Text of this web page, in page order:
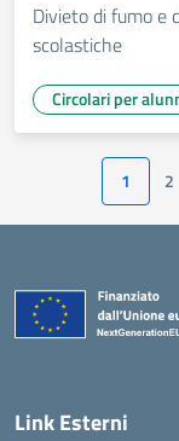
Divieto di fumo e
scolastiche
Circolari per
1 2
Link Esterni